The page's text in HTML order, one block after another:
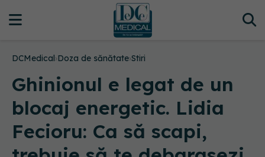
DCMedical›Doza de sănătate›Stiri
Ghinionul e legat de un
blocaj energetic. Lidia
Fecioru: Ca să scapi,